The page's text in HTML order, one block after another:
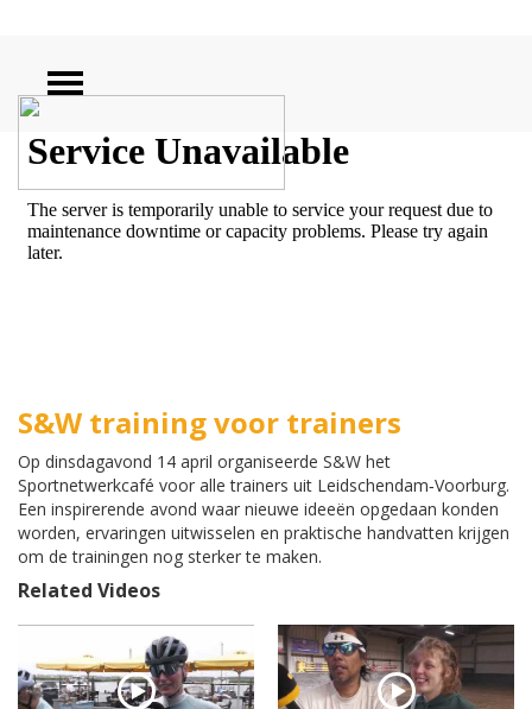
ZOEKEN
S&W training voor trainers
Op dinsdagavond 14 april organiseerde S&W het
Sportnetwerkcafé voor alle trainers uit Leidschendam‑Voorburg.
Een inspirerende avond waar nieuwe ideeën opgedaan konden
worden, ervaringen uitwisselen en praktische handvatten krijgen
om de trainingen nog sterker te maken.
Related Videos